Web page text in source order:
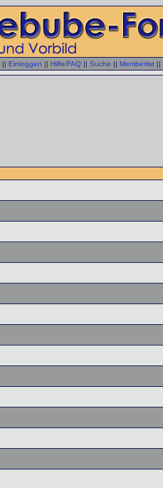
|| Einloggen || Hilfe/FAQ || Suche || Memberlist ||